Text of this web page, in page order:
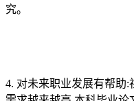
究。
4. 对未来职业发展有帮助